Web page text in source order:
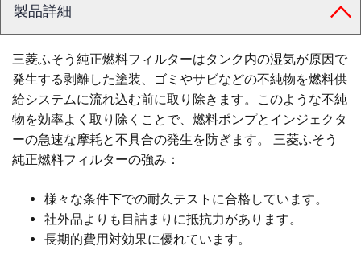
製品詳細
三菱ふそう純正燃料フィルターはタンク内の湿気が原因で
発生する剥離した塗装、ゴミやサビなどの不純物を燃料供
給システムに流れ込む前に取り除きます。このような不純
物を効率よく取り除くことで、燃料ポンプとインジェクタ
ーの急速な摩耗と不具合の発生を防ぎます。 三菱ふそう
純正燃料フィルターの強み：
様々な条件下での耐久テストに合格しています。
社外品よりも目詰まりに抵抗力があります。
長期的費用対効果に優れています。